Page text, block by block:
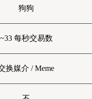
狗狗
~33 每秒交易数
换媒介 / Meme